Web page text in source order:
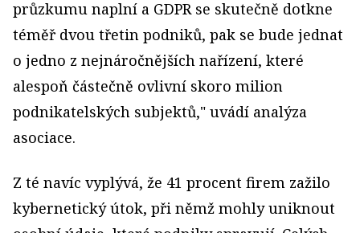
průzkumu naplní a GDPR se skutečně dotkne
téměř dvou třetin podniků, pak se bude jednat
o jedno z nejnáročnějších nařízení, které
alespoň částečně ovlivní skoro milion
podnikatelských subjektů," uvádí analýza
asociace.
Z té navíc vyplývá, že 41 procent firem zažilo
kybernetický útok, při němž mohly uniknout